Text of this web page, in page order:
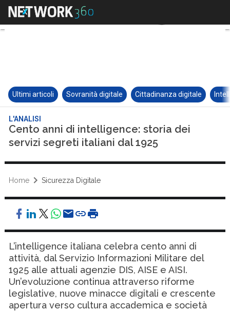
Ultimi articoli Sovranità digitale Cittadinanza digitale
L'ANALISI
Cento anni di intelligence: storia dei
servizi segreti italiani dal 1925
Home Sicurezza Digitale
L’intelligence italiana celebra cento anni di
attività, dal Servizio Informazioni Militare del
1925 alle attuali agenzie DIS, AISE e AISI.
Un’evoluzione continua attraverso riforme
legislative, nuove minacce digitali e crescente
apertura verso cultura accademica e società